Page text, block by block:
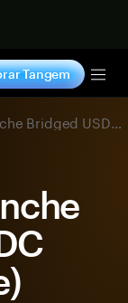
Tangem
Avalanche Bridged USDC (Avalanche)